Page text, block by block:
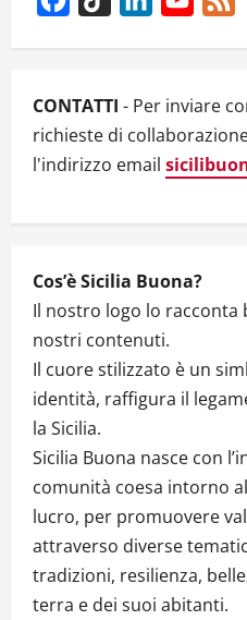
g
a
t
i
o
n
CONTATTI - Per inviare
richieste di
l'indirizzo email
Cos’è Sicilia Buona?
Il nostro logo lo racconta
nostri contenuti.
Il cuore stilizzato è un
identità, raffigura il
la Sicilia.
Sicilia Buona nasce con
comunità coesa intorno
lucro, per promuovere
attraverso diverse
tradizioni, resilienza,
terra e dei suoi abitanti.